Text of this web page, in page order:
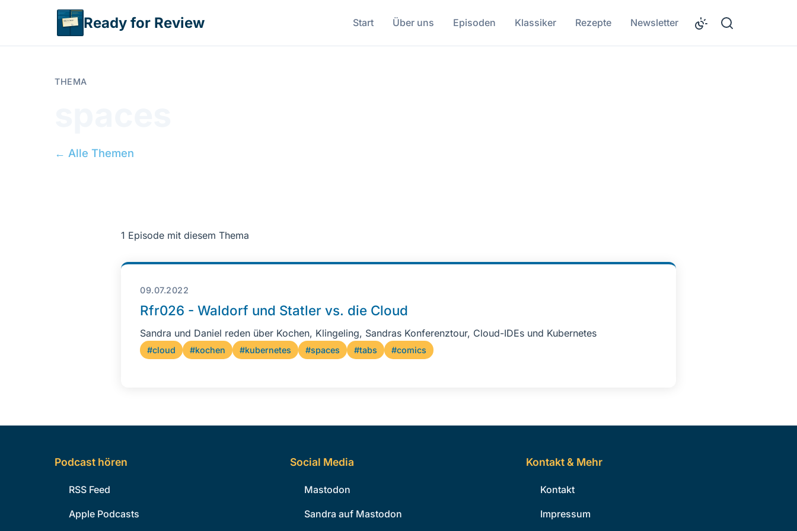
Direkt zum Inhalt
Ready for Review Start Über uns Episoden Klassiker Rezepte Newsletter
THEMA
← Alle Themen
1 Episode mit diesem Thema
09.07.2022
Rfr026 - Waldorf und Statler vs. die Cloud
Sandra und Daniel reden über Kochen, Klingeling, Sandras Konferenztour, Cloud-IDEs und Kubernetes
#cloud #kochen #kubernetes #spaces #tabs #comics
Podcast hören
RSS Feed
Apple Podcasts
Social Media
Mastodon
Sandra auf Mastodon
Kontakt & Mehr
Kontakt
Impressum